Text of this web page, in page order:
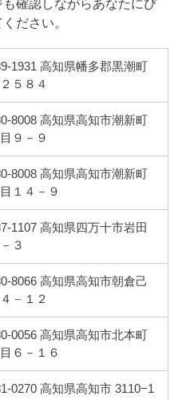
確認しながらあなたにぴ
ださい。
1931 高知県幡多郡黒潮町
５８４
8008 高知県高知市潮新町
９－９
8008 高知県高知市潮新町
１４－９
1107 高知県四万十市岩田
３
8066 高知県高知市朝倉己
－１２
0056 高知県高知市北本町
６－１６
0270 高知県高知市 3110−1